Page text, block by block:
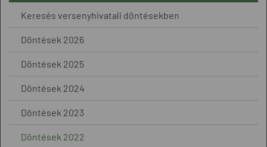
Keresés versenyhivatali döntésekben
Döntések 2026
Döntések 2025
Döntések 2024
Döntések 2023
Döntések 2022